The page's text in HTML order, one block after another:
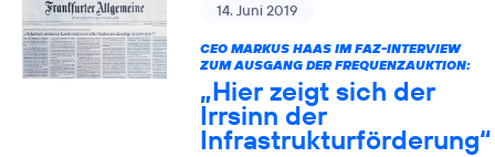
14. Juni 2019
CEO MARKUS HAAS IM FAZ-INTERVIEW
ZUM AUSGANG DER FREQUENZAUKTION:
„Hier zeigt sich der
Irrsinn der
Infrastrukturförderung“